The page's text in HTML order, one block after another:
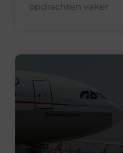
opdrachten vaker